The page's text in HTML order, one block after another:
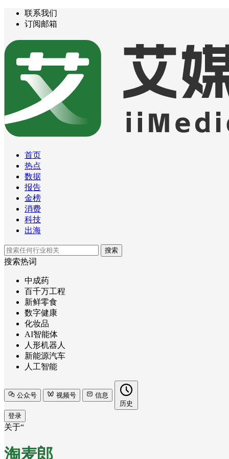
联系我们
订阅邮箱
首页
热点
数据
报告
金榜
消费
科技
出海
搜索
搜索热词
中成药
百千万工程
新鲜零食
数字健康
化妆品
AI智能体
人形机器人
新能源汽车
人工智能
公众号 视频号
信息
历史
登录
关于“
淘麦郎